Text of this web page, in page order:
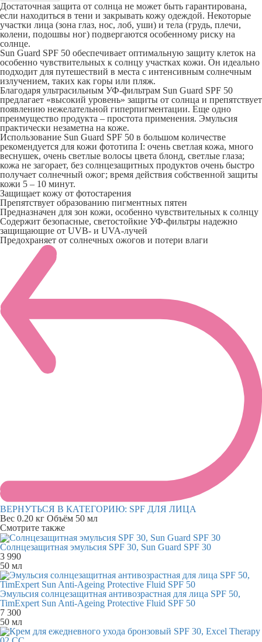
Достаточная защита от солнца не может быть гарантирована,
если находиться в тени и закрывать кожу одеждой. Некоторые
участки лица (зона глаз, нос, лоб, уши) и тела (грудь, плечи,
колени, подошвы ног) подвергаются особенному риску на
солнце.
Sun Guard SPF 50 обеспечивает оптимальную защиту клеток на
особенно чувствительных к солнцу участках кожи. Он идеально
подходит для путешествий в места с интенсивным солнечным
излучением, таких как горы или пляж.
Благодаря ультрасильным УФ-фильтрам Sun Guard SPF 50
предлагает «высокий уровень» защиты от солнца и препятствует
появлению нежелательной гиперпигментации. Еще одно
преимущество продукта – простота применения. Эмульсия
практически незаметна на коже.
Использование Sun Guard SPF 50 в большом количестве
рекомендуется для кожи фототипа I: очень светлая кожа, много
веснушек, очень светлые волосы цвета блонд, светлые глаза;
кожа не загорает, без солнцезащитных продуктов очень быстро
получает солнечный ожог; время действия собственной защиты
кожи 5 – 10 минут.
Защищает кожу от фотостарения
Препятствует образованию пигментных пятен
Предназначен для зон кожи, особенно чувствительных к солнцу
Содержит безопасные, светостойкие УФ-фильтры надежно
защищающие от UVB- и UVA-лучей
Предохраняет от солнечных ожогов и потери влаги
ВЕРНУТЬСЯ В КАТЕГОРИЮ: SPF ДЛЯ ЛИЦА
Вес 0.20 кг Объём 50 мл
Смотрите также
Солнцезащитная эмульсия SPF 30, Sun Guard SPF 30
3 990
50 мл
Эмульсия солнцезащитная антивозрастная для лица SPF 50,
TimExpert Sun Anti-Ageing Protective Fluid SPF 50
7 300
50 мл